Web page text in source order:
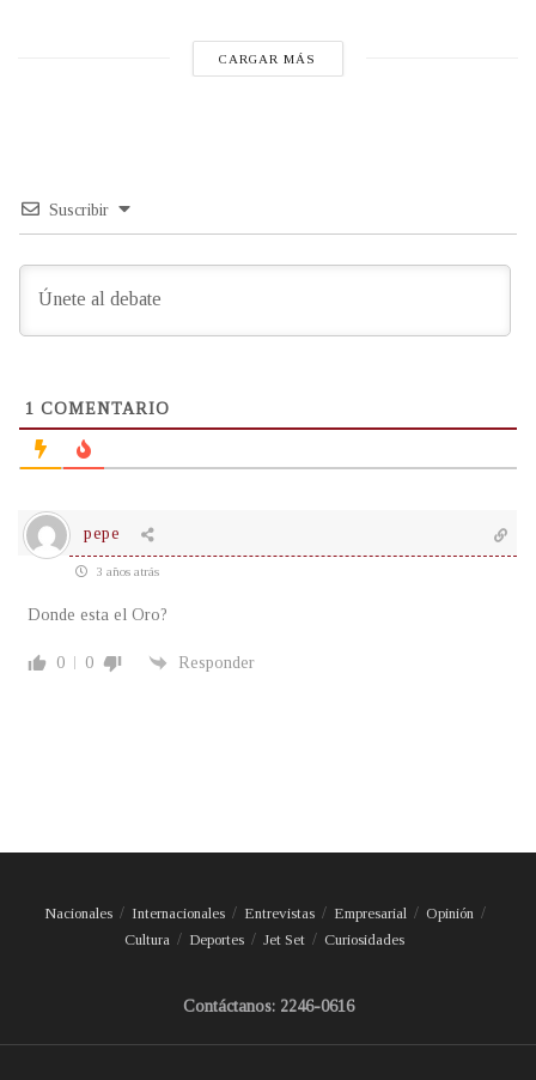
CARGAR MÁS
Suscribir
1 COMENTARIO
pepe
3 años atrás
Donde esta el Oro?
0 0 Responder
Nacionales Internacionales Entrevistas Empresarial
Opinión
Cultura
Deportes Jet Set Curiosidades
Contáctanos: 2246-0616